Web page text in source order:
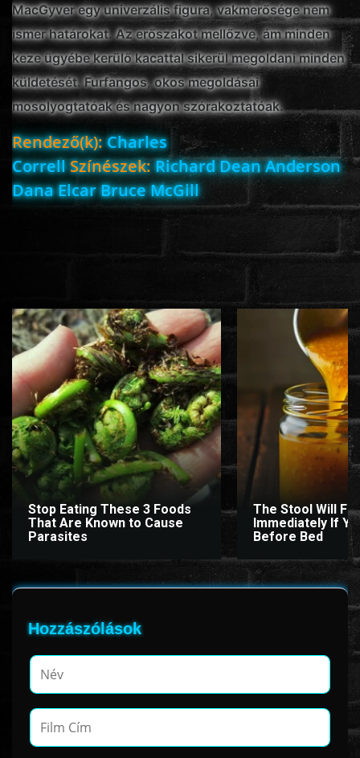
MacGyver egy univerzális figura, vakmerősége nem
ismer határokat. Az erőszakot mellőzve, ám minden
keze ügyébe kerülő kacattal sikerül megoldani minden
küldetését. Furfangos, okos megoldásai
mosolyogtatóak és nagyon szórakoztatóak.
Rendező(k):Charles
CorrellSzínészek:Richard Dean Anderson
Dana Elcar Bruce McGill
Stop Eating These 3 Foods
That Are Known to Cause
Parasites
The Stool Will Fly
Immediately If
Before Bed
Hozzászólások